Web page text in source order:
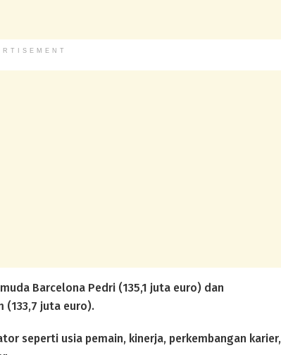
Barcelona Pedri (135,1 juta euro) dan
(133,7 juta euro).
seperti usia pemain, kinerja, perkembangan karier,